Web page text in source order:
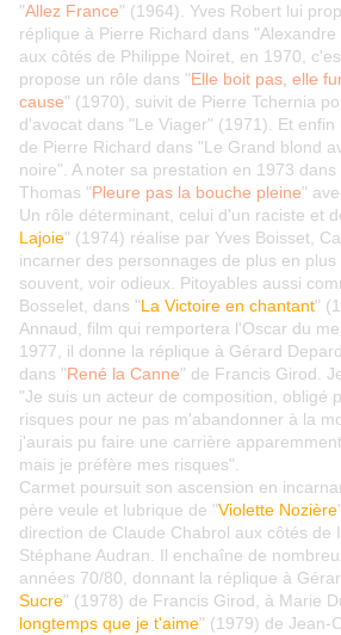
"Allez France" (1964). Yves Robert lui
réplique à Pierre Richard dans
aux côtés de Philippe Noiret, en 1970,
propose un rôle dans "Elle boit pas, elle
cause" (1970), suivit de Pierre Tchernia
d'avocat dans "Le Viager" (1971). Et
de Pierre Richard dans "Le Grand blond
noire". A noter sa prestation en 1973
Thomas "Pleure pas la bouche pleine"
Un rôle déterminant, celui d'un raciste et
Lajoie" (1974) réalise par Yves Boisset,
incarner des personnages de plus en
souvent, voir odieux. Pitoyables aussi
Bosselet, dans "La Victoire en chantant"
Annaud, film qui remportera l'Oscar du
1977, il donne la réplique à Gérard
dans "René la Canne" de Francis Girod.
"Je suis un acteur de composition, obligé
risques pour ne pas m'abandonner à la
j'aurais pu faire une carrière
mais je préfère mes risques".
Carmet poursuit son ascension en
père veule et lubrique de "Violette Nozière
direction de Claude Chabrol aux côtés de
Stéphane Audran. Il enchaîne de
années 70/80, donnant la réplique à
Sucre" (1978) de Francis Girod, à Marie
longtemps que je t'aime" (1979) de Jean-